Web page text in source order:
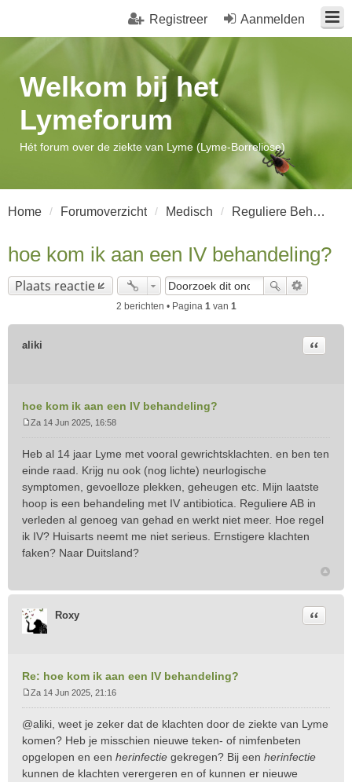
Aanmelden
Registreer
Welkom bij het
Lymeforum
Hét forum over de ziekte van Lyme (Lyme-Borreliose)
Home Forumoverzicht Medisch Reguliere Behandeling
hoe kom ik aan een IV behandeling?
Plaats reactie
2 berichten • Pagina 1van 1
aliki
hoe kom ik aan een IV behandeling?
Citeer
r
i
c
h
t
Za 14 Jun 2025, 16:58
Heb al 14 jaar Lyme met vooral gewrichtsklachten. en ben ten
einde raad. Krijg nu ook (nog lichte) neurlogische
symptomen, gevoelloze plekken, geheugen etc. Mijn laatste
hoop is een behandeling met IV antibiotica. Reguliere AB in
verleden al genoeg van gehad en werkt niet meer. Hoe regel
ik IV? Huisarts neemt me niet serieus. Ernstigere klachten
faken? Naar Duitsland?
Roxy
Re: hoe kom ik aan een IV behandeling?
Citeer
i
c
h
Za 14 Jun 2025, 21:16
@aliki, weet je zeker dat de klachten door de ziekte van Lyme
komen? Heb je misschien nieuwe teken- of nimfenbeten
opgelopen en een herinfectie gekregen? Bij een herinfectie
kunnen de klachten verergeren en of kunnen er nieuwe